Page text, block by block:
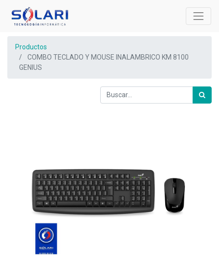
Productos
COMBO TECLADO Y MOUSE INALAMBRICO KM 8100
GENIUS